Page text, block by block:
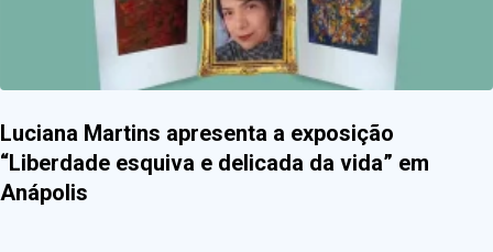
Luciana Martins apresenta a exposição
“Liberdade esquiva e delicada da vida” em
Anápolis